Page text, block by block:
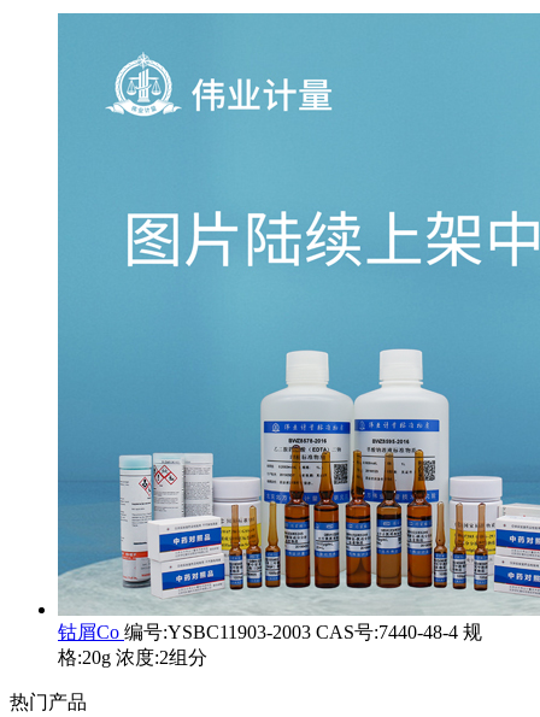
钴屑Co 编号:YSBC11903-2003 CAS号:7440-48-4 规
格:20g 浓度:2组分
热门产品